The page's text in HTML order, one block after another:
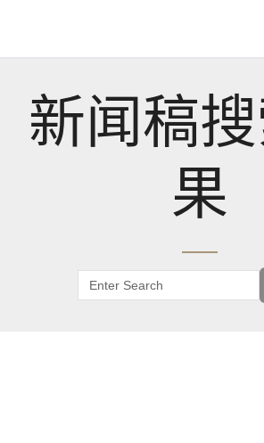
新闻稿
果